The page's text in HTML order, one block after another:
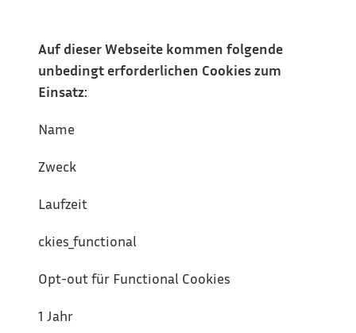
Auf dieser Webseite kommen folgende
unbedingt erforderlichen Cookies zum
Einsatz:
Name
Zweck
Laufzeit
ckies_functional
Opt-out für Functional Cookies
1 Jahr